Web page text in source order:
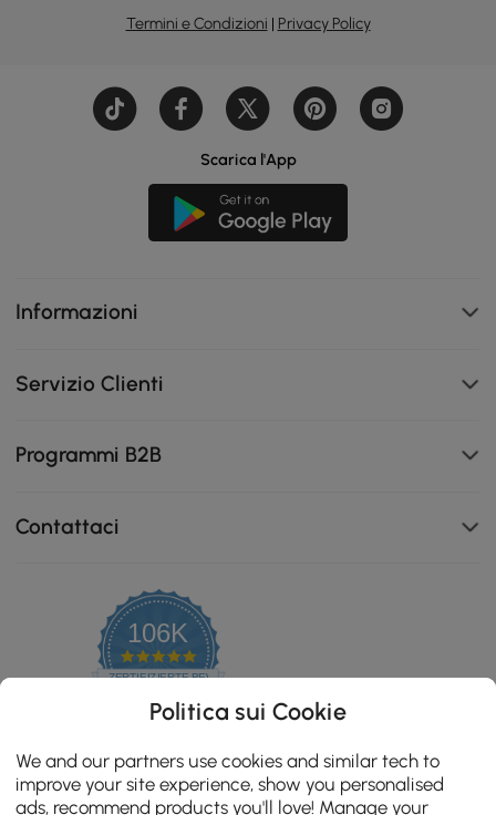
Guide in legno massello per una resistenza duratura,
abbinate a cassetti di grande capacità per uno
Termini e Condizioni | Privacy Policy
Scarica l'App
Informazioni
Servizio Clienti
Programmi B2B
Contattaci
106K
4.8
star
ZERTIFIZIERTE BEWERTUNGEN
Politica sui Cookie
We and our partners use cookies and similar tech to
improve your site experience, show you personalised
ads, recommend products you'll love! Manage your